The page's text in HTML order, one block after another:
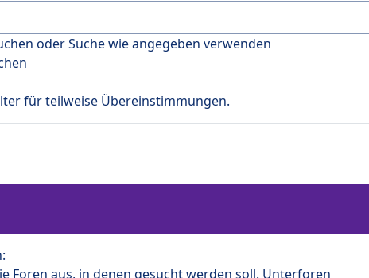
oder Suche wie angegeben verwenden
für teilweise Übereinstimmungen.
Foren aus, in denen gesucht werden soll. Unterforen